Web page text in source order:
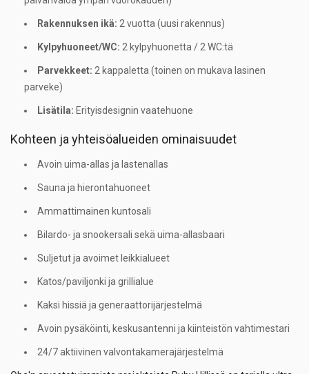
Rakennuksen ikä: 2 vuotta (uusi rakennus)
Kylpyhuoneet/WC: 2 kylpyhuonetta / 2 WC:tä
Parvekkeet: 2 kappaletta (toinen on mukava lasinen
parveke)
Lisätila: Erityisdesignin vaatehuone
Kohteen ja yhteisöalueiden ominaisuudet
Avoin uima-allas ja lastenallas
Sauna ja hierontahuoneet
Ammattimainen kuntosali
Bilardo- ja snookersali sekä uima-allasbaari
Suljetut ja avoimet leikkialueet
Katos/paviljonki ja grillialue
Kaksi hissiä ja generaattorijärjestelmä
Avoin pysäköinti, keskusantenni ja kiinteistön vahtimestari
24/7 aktiivinen valvontakamerajärjestelmä